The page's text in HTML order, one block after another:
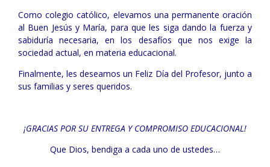
Como colegio católico, elevamos una permanente oración
al Buen Jesús y María, para que les siga dando la fuerza y
sabiduría necesaria, en los desafíos que nos exige la
sociedad actual, en materia educacional.
Finalmente, les deseamos un Feliz Día del Profesor, junto a
sus familias y seres queridos.
¡GRACIAS POR SU ENTREGA Y COMPROMISO EDUCACIONAL!
Que Dios, bendiga a cada uno de ustedes…